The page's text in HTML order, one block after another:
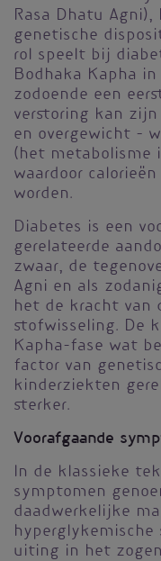
Rasa Dhatu Agni),
genetische
rol speelt bij
Bodhaka Kapha
zodoende een
verstoring kan
en overgewicht –
(het metabolisme
waardoor
worden.
Diabetes is een
gerelateerde
zwaar, de
Agni en als
het de kracht van
stofwisseling. De
Kapha-fase wat
factor van
kinderziekten
sterker.
Voorafgaande
In de klassieke
symptomen
daadwerkelijke
uiting in het